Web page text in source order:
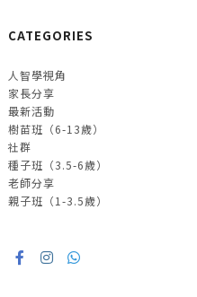
CATEGORIES
人智學視角
家長分享
最新活動
樹苗班（6-13歲）
社群
種子班（3.5-6歲）
老師分享
親子班（1-3.5歲）